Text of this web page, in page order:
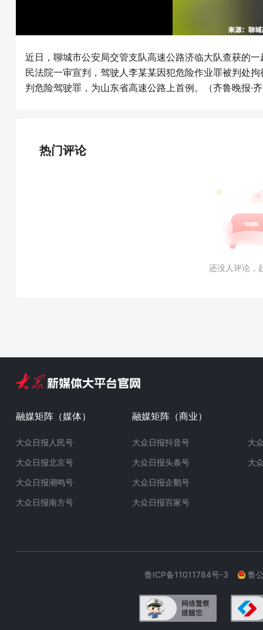
近日，聊城市公安局交管支队高速公路济临大队查获的
民法院一审宣判，驾驶人李某某因犯危险作业罪被判处
判危险驾驶罪，为山东省高速公路上首例。（齐鲁晚报·
热门评论
还没人评论，
融媒矩阵（媒体）
大众日报人民号
大众日报北京号
大众日报潮鸣号
大众日报南方号
融媒矩阵（商业）
大众日报抖音号
大众日报头条号
大众日报企鹅号
大众日报百家号
大
大
鲁ICP备11011784号-3 鲁